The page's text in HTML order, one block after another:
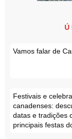
Vamos falar de
Festivais e
canadenses:
datas e tradições
principais festas